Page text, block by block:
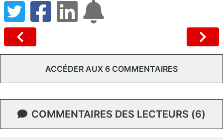
ACCÉDER AUX 6 COMMENTAIRES
COMMENTAIRES DES LECTEURS (6)